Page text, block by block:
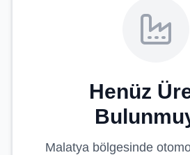
Henüz
Malatyabölgesinde